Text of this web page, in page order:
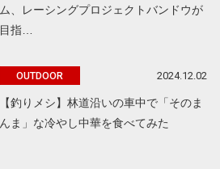
ム、レーシングプロジェクトバンドウが
目指…
OUTDOOR 2024.12.02
【釣りメシ】林道沿いの車中で「そのま
んま」な冷やし中華を食べてみた